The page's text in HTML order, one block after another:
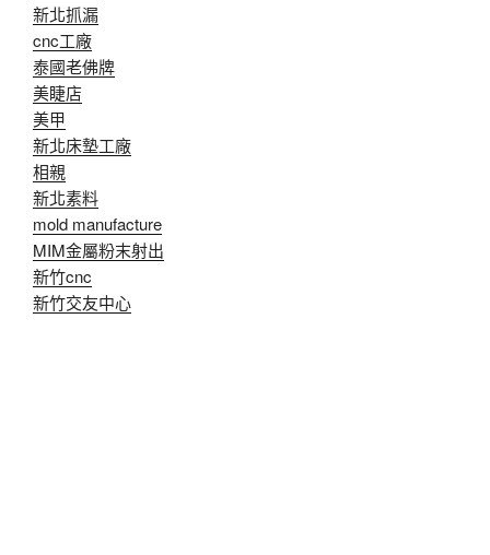
新北抓漏
cnc工廠
泰國老佛牌
美睫店
美甲
新北床墊工廠
相親
新北素料
mold manufacture
MIM金屬粉末射出
新竹cnc
新竹交友中心